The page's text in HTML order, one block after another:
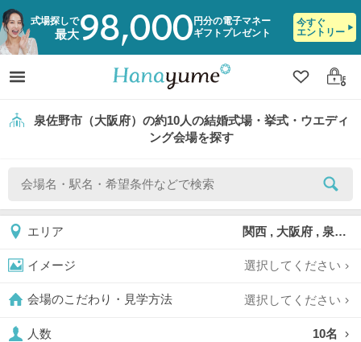
式場探しで
最大98,000 円分の電子マネー
ギフトプレゼント
今すぐ
エントリー
クリップ
ログ
泉佐野市（大阪府）の約10人の結婚式場・挙式・ウエディ
ング会場を探す
エリア 関西 , 大阪府 , 泉佐野市
イメージ 選択してください
会場のこだわり・見学方法 選択してください
人数 10名